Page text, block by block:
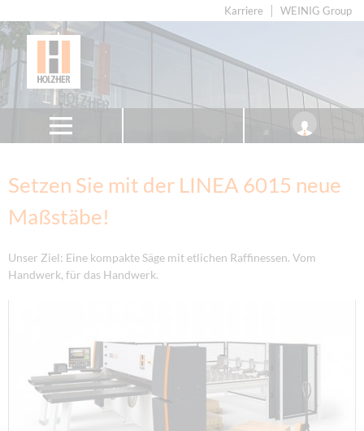
Karriere WEINIG Group
Setzen Sie mit der LINEA 6015 neue
Maßstäbe!
Unser Ziel: Eine kompakte Säge mit etlichen Raffinessen. Vom
Handwerk, für das Handwerk.